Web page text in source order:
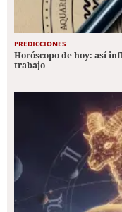
PREDICCIONES
Horóscopo de hoy: así
trabajo